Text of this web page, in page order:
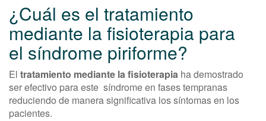
¿Cuál es el tratamiento
mediante la fisioterapia para
el síndrome piriforme?
El tratamiento mediante la fisioterapia ha demostrado
ser efectivo para este síndrome en fases tempranas
reduciendo de manera significativa los síntomas en los
pacientes.